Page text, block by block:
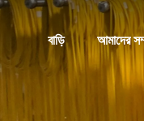
বাড়ি আমাদের